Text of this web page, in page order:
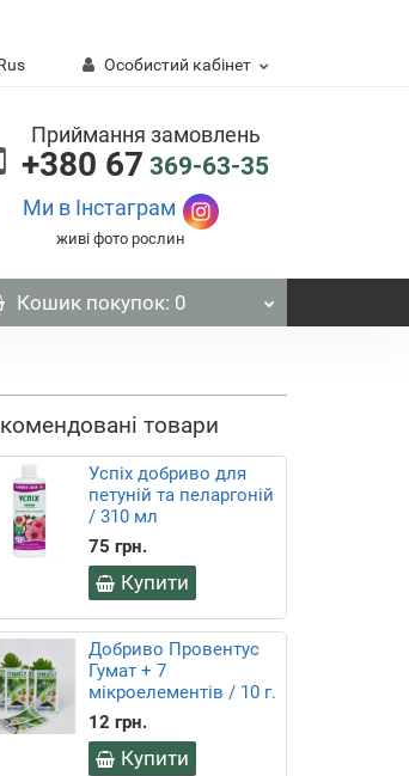
Особистий кабінет
Приймання замовлень
+380 67 369-63-35
Ми в Інстаграм
живі фото рослин
Кошикпокупок: 0
товари
Успіх добриво для
петуній та пеларгоній
/ 310 мл
75 грн.
Купити
Добриво Провентус
Гумат + 7
мікроелементів / 10 г.
12 грн.
Купити